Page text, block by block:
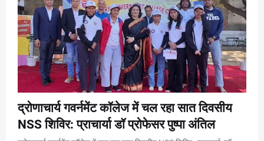
द्रोणाचार्य गवर्नमेंट कॉलेज में चल रहा सात दिवसीय
NSS शिविर: प्राचार्या डॉ प्रोफेसर पुष्पा अंतिल